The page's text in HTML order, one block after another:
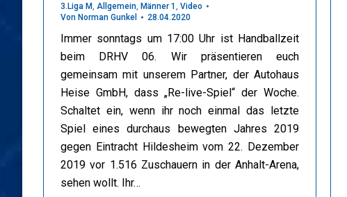
3.Liga M, Allgemein, Männer 1 , Video
Von Norman Gunkel 28.04.2020
Immer sonntags um 17:00 Uhr ist Handballzeit
beim DRHV 06. Wir präsentieren euch
gemeinsam mit unserem Partner, der Autohaus
Heise GmbH, dass „Re-live-Spiel“ der Woche.
Schaltet ein, wenn ihr noch einmal das letzte
Spiel eines durchaus bewegten Jahres 2019
gegen Eintracht Hildesheim vom 22. Dezember
2019 vor 1.516 Zuschauern in der Anhalt-Arena,
sehen wollt. Ihr…